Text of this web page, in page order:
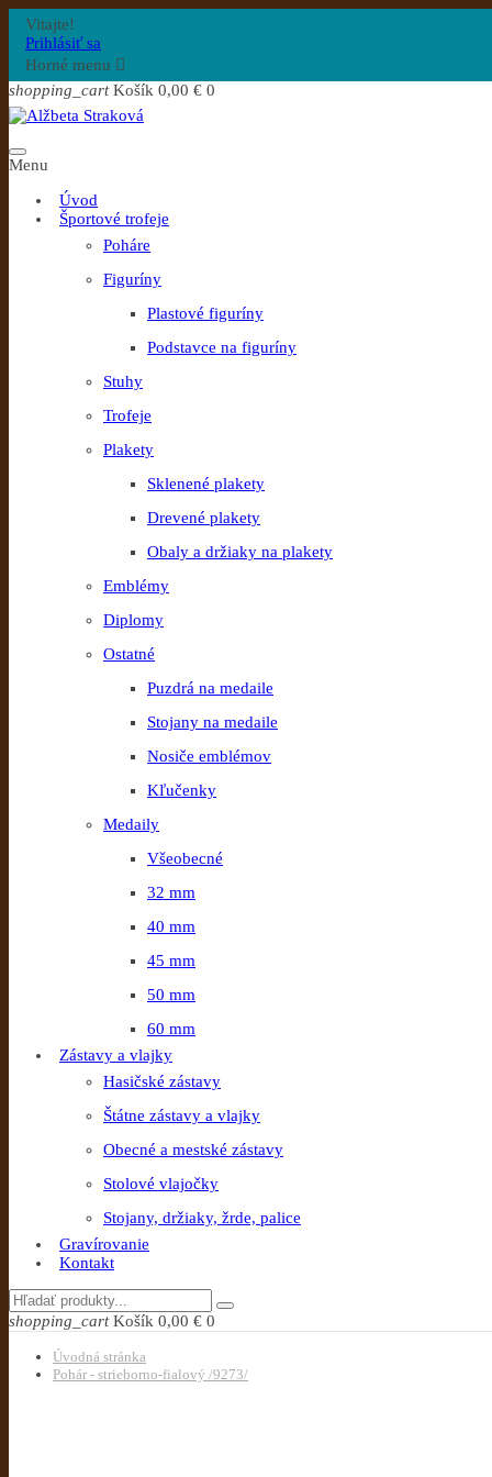
Vitajte!
Prihlásiť sa
Horné menu 
shopping_cart Košík 0,00 € 0
Menu
Úvod
Športové trofeje
Poháre
Figuríny
Plastové figuríny
Podstavce na figuríny
Stuhy
Trofeje
Plakety
Sklenené plakety
Drevené plakety
Obaly a držiaky na plakety
Emblémy
Diplomy
Ostatné
Puzdrá na medaile
Stojany na medaile
Nosiče emblémov
Kľučenky
Medaily
Všeobecné
32 mm
40 mm
45 mm
50 mm
60 mm
Zástavy a vlajky
Hasičské zástavy
Štátne zástavy a vlajky
Obecné a mestské zástavy
Stolové vlajočky
Stojany, držiaky, žrde, palice
Gravírovanie
Kontakt
shopping_cart Košík 0,00 € 0
Úvodná stránka
Pohár - strieborno-fialový /9273/